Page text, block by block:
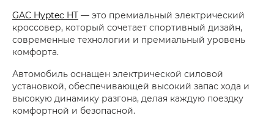
GAC Hyptec HT — это премиальный электрический
кроссовер, который сочетает спортивный дизайн,
современные технологии и премиальный уровень
комфорта.
Автомобиль оснащен электрической силовой
установкой, обеспечивающей высокий запас хода и
высокую динамику разгона, делая каждую поездку
комфортной и безопасной.